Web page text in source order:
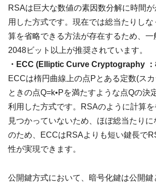
RSAは巨大な数値の素因数分解に時間が
用した方式です。現在では総当たりし
算を省略できる方法が存在するため、一
2048ビット以上が推奨されています。
・ECC (Elliptic Curve Cryptography
ECCは楕円曲線上の点Pとある定数(ス
ときの点Q=k•Pを満たすような点Qの決
利用した方式です。RSAのように計算
見つかっていないため、ほぼ総当たり
のため、ECCはRSAよりも短い鍵長で
性が実現できます。
公開鍵方式において、暗号化鍵は公開